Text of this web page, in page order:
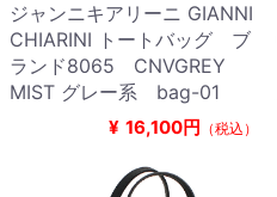
ジャンニキアリーニ GIANNI
CHIARINI トートバッグ ブ
ランド8065 CNVGREY
MIST グレー系 bag-01
¥ 16,100円 （税込）